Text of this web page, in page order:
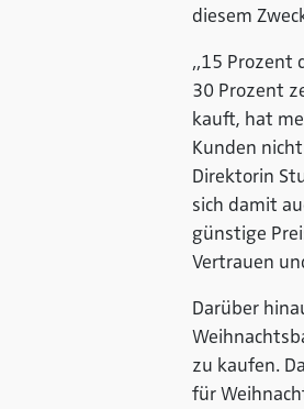
diesem
„15 Prozent
30 Prozent
kauft, hat
Kunden
Direktorin
sich damit
günstige
Vertrauen
Darüber
zu kaufen.
für